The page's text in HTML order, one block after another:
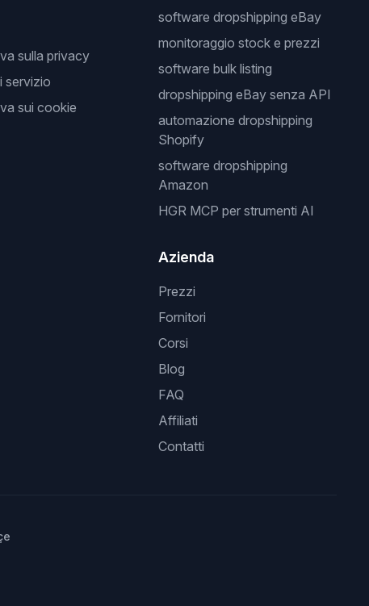
sulla privacy
servizio
sui cookie
software dropshipping eBay
monitoraggio stock e prezzi
software bulk listing
dropshipping eBay senza API
automazione dropshipping
Shopify
software dropshipping
Amazon
HGR MCP per strumenti AI
Azienda
Prezzi
Fornitori
Corsi
Blog
FAQ
Affiliati
Contatti